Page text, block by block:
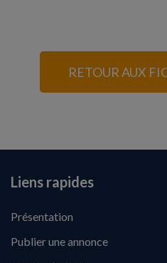
RETOUR AUX
Liens rapides
Présentation
Publier une annonce